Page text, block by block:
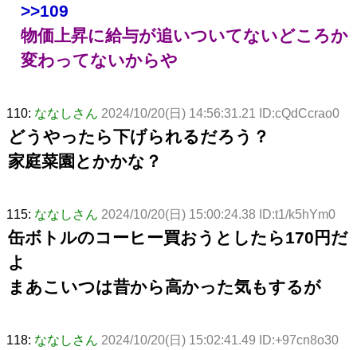
>>109
物価上昇に給与が追いついてないどころか
変わってないからや
110: ななしさん 2024/10/20(日) 14:56:31.21 ID:cQdCcrao0
どうやったら下げられるだろう？
家庭菜園とかかな？
115: ななしさん 2024/10/20(日) 15:00:24.38 ID:t1/k5hYm0
缶ボトルのコーヒー買おうとしたら170円だ
よ
まあこいつは昔から高かった気もするが
118: ななしさん 2024/10/20(日) 15:02:41.49 ID:+97cn8o30